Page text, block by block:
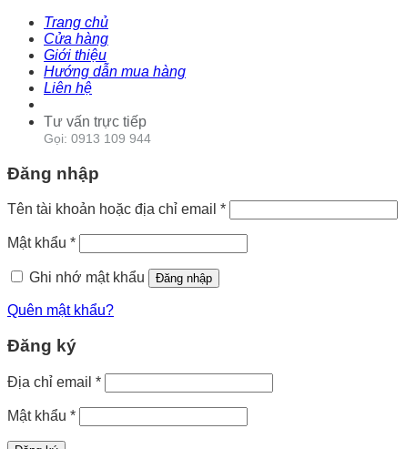
Trang chủ
Cửa hàng
Giới thiệu
Hướng dẫn mua hàng
Liên hệ
Tư vấn trực tiếp
Gọi: 0913 109 944
Đăng nhập
Tên tài khoản hoặc địa chỉ email *
Mật khẩu *
Ghi nhớ mật khẩu Đăng nhập
Quên mật khẩu?
Đăng ký
Địa chỉ email *
Mật khẩu *